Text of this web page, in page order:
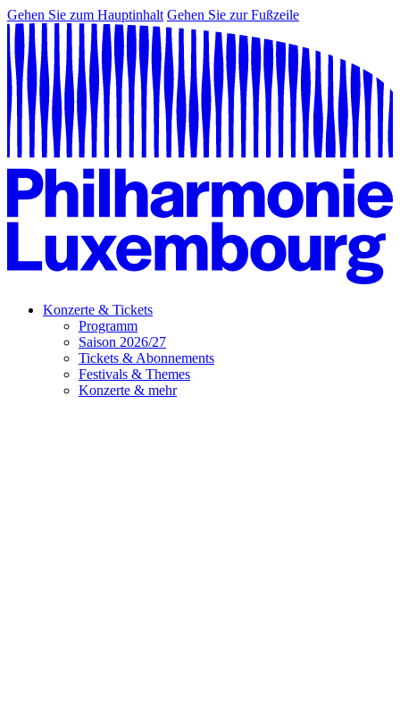
Gehen Sie zum Hauptinhalt Gehen Sie zur Fußzeile
Konzerte & Tickets
Programm
Saison 2026/27
Tickets & Abonnements
Festivals & Themes
Konzerte & mehr